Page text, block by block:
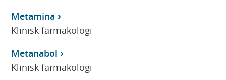
Metamina
Klinisk farmakologi
Metanabol
Klinisk farmakologi